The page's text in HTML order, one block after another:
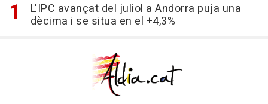
L'IPC avançat del juliol a Andorra puja una
dècima i se situa en el +4,3%